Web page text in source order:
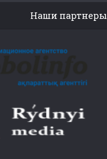
Наши партнеры